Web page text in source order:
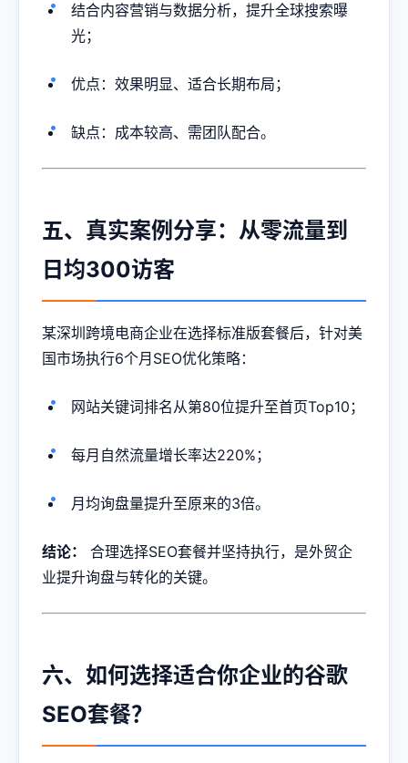
结合内容营销与数据分析，提升全球搜索曝
光；
优点：效果明显、适合长期布局；
缺点：成本较高、需团队配合。
五、真实案例分享：从零流量到
日均300访客
某深圳跨境电商企业在选择标准版套餐后，针对美
国市场执行6个月SEO优化策略：
网站关键词排名从第80位提升至首页Top10；
每月自然流量增长率达220%；
月均询盘量提升至原来的3倍。
结论：
合理选择SEO套餐并坚持执行，是外贸企
业提升询盘与转化的关键。
六、如何选择适合你企业的谷歌
SEO套餐？